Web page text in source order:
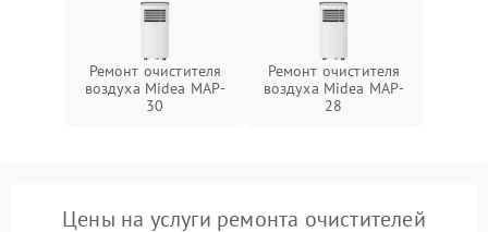
Ремонт очистителя
воздуха Midea MAP-
30
Ремонт очистителя
воздуха Midea MAP-
28
Цены на услуги ремонта очистителей